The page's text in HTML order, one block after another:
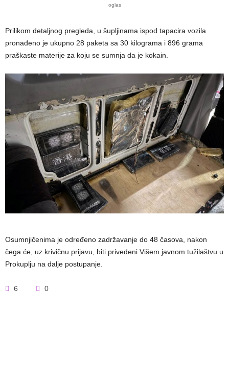
oglas
Prilikom detaljnog pregleda, u šupljinama ispod tapacira vozila
pronađeno je ukupno 28 paketa sa 30 kilograma i 896 grama
praškaste materije za koju se sumnja da je kokain.
Osumnjičenima je određeno zadržavanje do 48 časova, nakon
čega će, uz krivičnu prijavu, biti privedeni Višem javnom tužilaštvu u
Prokuplju na dalje postupanje.
6 0